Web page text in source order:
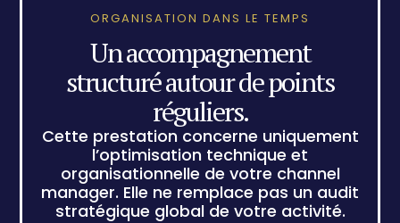
ORGANISATION DANS LE TEMPS
Un accompagnement
structuré autour de points
réguliers.
Cette prestation concerne uniquement
l’optimisation technique et
organisationnelle de votre channel
manager. Elle ne remplace pas un audit
stratégique global de votre activité.